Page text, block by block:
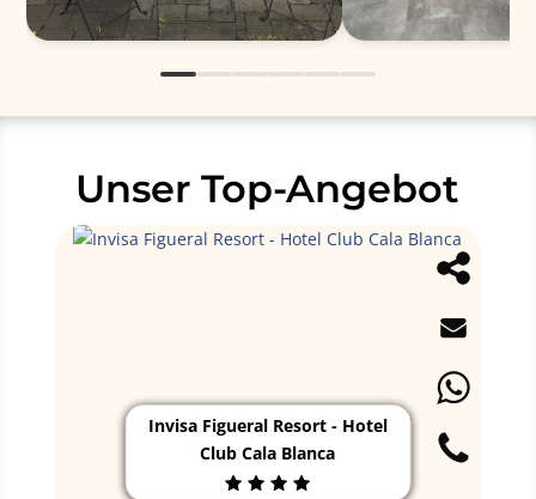
Unser Top-Angebot
Invisa Figueral Resort - Hotel
Club Cala Blanca